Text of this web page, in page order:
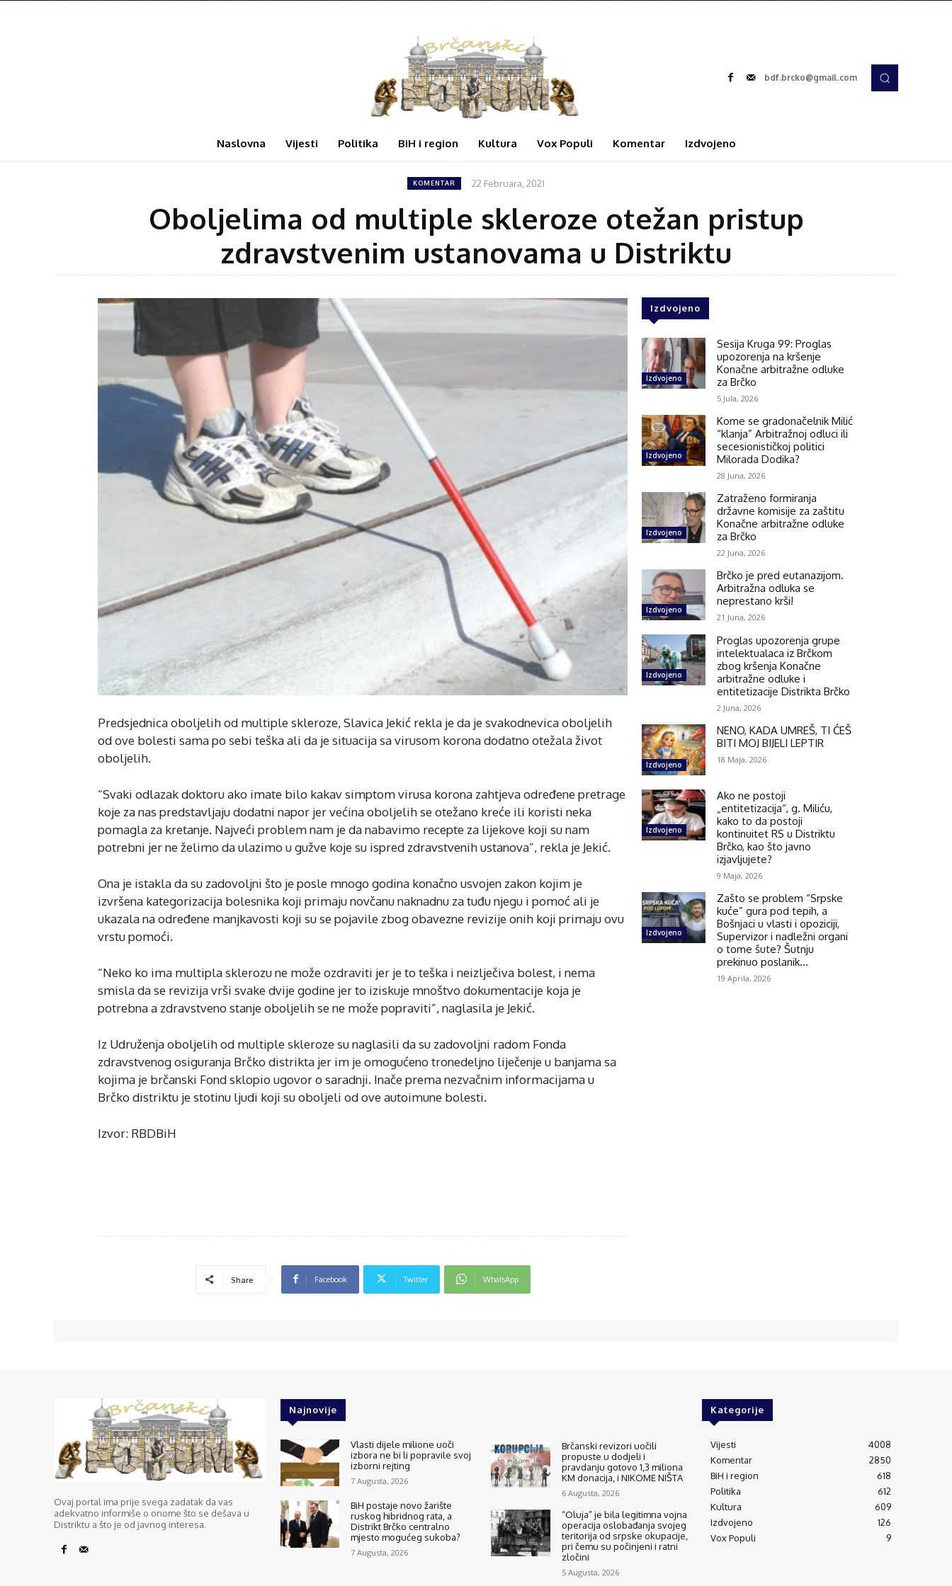
bdf.brcko@gmail.com
Naslovna Vijesti Politika BiH i region Kultura Vox Populi Komentar Izdvojeno
KOMENTAR 22 Februara, 2021
Oboljelima od multiple skleroze otežan pristup
zdravstvenim ustanovama u Distriktu
Predsjednica oboljelih od multiple skleroze, Slavica Jekić rekla je da je svakodnevica oboljelih
od ove bolesti sama po sebi teška ali da je situacija sa virusom korona dodatno otežala život
oboljelih.
“Svaki odlazak doktoru ako imate bilo kakav simptom virusa korona zahtjeva određene pretrage
koje za nas predstavljaju dodatni napor jer većina oboljelih se otežano kreće ili koristi neka
pomagla za kretanje. Najveći problem nam je da nabavimo recepte za lijekove koji su nam
potrebni jer ne želimo da ulazimo u gužve koje su ispred zdravstvenih ustanova”, rekla je Jekić.
Ona je istakla da su zadovoljni što je posle mnogo godina konačno usvojen zakon kojim je
izvršena kategorizacija bolesnika koji primaju novčanu naknadnu za tuđu njegu i pomoć ali je
ukazala na određene manjkavosti koji su se pojavile zbog obavezne revizije onih koji primaju ovu
vrstu pomoći.
“Neko ko ima multipla sklerozu ne može ozdraviti jer je to teška i neizlječiva bolest, i nema
smisla da se revizija vrši svake dvije godine jer to iziskuje mnoštvo dokumentacije koja je
potrebna a zdravstveno stanje oboljelih se ne može popraviti”, naglasila je Jekić.
Iz Udruženja oboljelih od multiple skleroze su naglasili da su zadovoljni radom Fonda
zdravstvenog osiguranja Brčko distrikta jer im je omogućeno tronedeljno liječenje u banjama sa
kojima je brčanski Fond sklopio ugovor o saradnji. Inače prema nezvačnim informacijama u
Brčko distriktu je stotinu ljudi koji su oboljeli od ove autoimune bolesti.
Izvor: RBDBiH
Share Facebook Twitter WhatsApp
Izdvojeno
Izdvojeno
Sesija Kruga 99: Proglas
upozorenja na kršenje
Konačne arbitražne odluke
za Brčko
5 Jula, 2026
Izdvojeno
Kome se gradonačelnik Milić
“klanja” Arbitražnoj odluci ili
secesionističkoj politici
Milorada Dodika?
28 Juna, 2026
Izdvojeno
Zatraženo formiranja
državne komisije za zaštitu
Konačne arbitražne odluke
za Brčko
22 Juna, 2026
Izdvojeno
Brčko je pred eutanazijom.
Arbitražna odluka se
neprestano krši!
21 Juna, 2026
Izdvojeno
Proglas upozorenja grupe
intelektualaca iz Brčkom
zbog kršenja Konačne
arbitražne odluke i
entitetizacije Distrikta Brčko
2 Juna, 2026
Izdvojeno
NENO, KADA UMREŠ, TI ĆEŠ
BITI MOJ BIJELI LEPTIR
18 Maja, 2026
Izdvojeno
Ako ne postoji
„entitetizacija“, g. Miliću,
kako to da postoji
kontinuitet RS u Distriktu
Brčko, kao što javno
izjavljujete?
9 Maja, 2026
Izdvojeno
Zašto se problem “Srpske
kuće” gura pod tepih, a
Bošnjaci u vlasti i opoziciji,
Supervizor i nadležni organi
o tome šute? Šutnju
prekinuo poslanik...
19 Aprila, 2026
Ovaj portal ima prije svega zadatak da vas
adekvatno informiše o onome što se dešava u
Distriktu a što je od javnog interesa.
Najnovije
Vlasti dijele milione uoči
izbora ne bi li popravile svoj
izborni rejting
7 Augusta, 2026
BiH postaje novo žarište
ruskog hibridnog rata, a
Distrikt Brčko centralno
mjesto mogućeg sukoba?
7 Augusta, 2026
Brčanski revizori uočili
propuste u dodjeli i
pravdanju gotovo 1,3 miliona
KM donacija, i NIKOME NIŠTA
6 Augusta, 2026
“Oluja” je bila legitimna vojna
operacija oslobađanja svojeg
teritorija od srpske okupacije,
pri čemu su počinjeni i ratni
zločini
5 Augusta, 2026
Kategorije
Vijesti
4008
Komentar
2850
BiH i region
618
Politika
612
Kultura
609
Izdvojeno
126
Vox Populi
9